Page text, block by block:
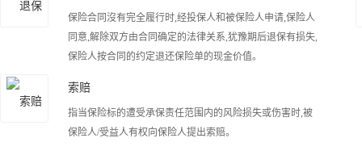
保险合同沒有完全履行时,经投保人和被保险人申请,保险人
同意,解除双方由合同确定的法律关系,犹豫期后退保有损失,
保险人按合同的约定退还保险单的现金价值。
索赔
指当保险标的遭受承保责任范围内的风险损失或伤害时,被
保险人/受益人有权向保险人提出索赔。